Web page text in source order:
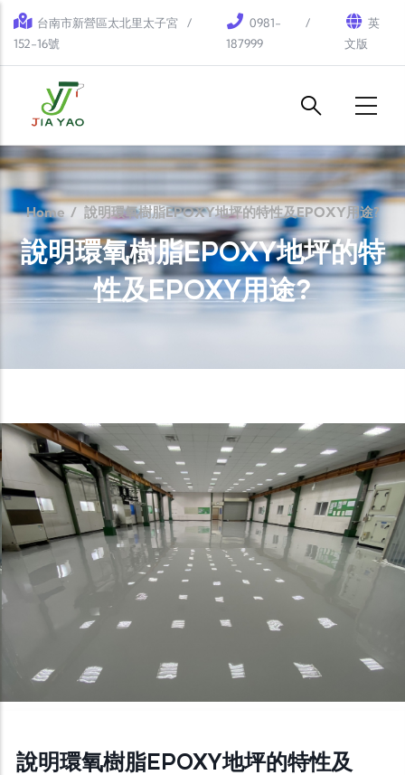
Skip to main content
台南市新營區太北里太子宮
152-16號
0981-
187999
英
文版
Home / 說明環氧樹脂EPOXY地坪的特性及EPOXY用途?
說明環氧樹脂EPOXY地坪的特
性及EPOXY用途?
說明環氧樹脂EPOXY地坪的特性及